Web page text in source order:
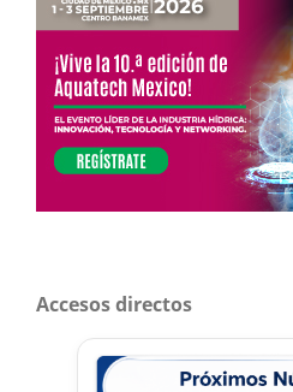
Accesos directos